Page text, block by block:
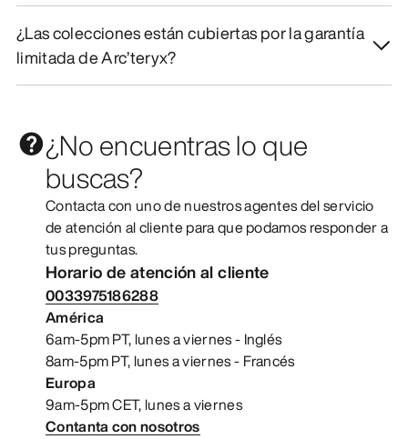
¿Las colecciones están cubiertas por la garantía
limitada de Arc’teryx?
¿No encuentras lo que
buscas?
Contacta con uno de nuestros agentes del servicio
de atención al cliente para que podamos responder a
tus preguntas.
Horario de atención al cliente
0033975186288
América
6am-5pm PT, lunes a viernes - Inglés
8am-5pm PT, lunes a viernes - Francés
Europa
9am-5pm CET, lunes a viernes
Contanta con nosotros